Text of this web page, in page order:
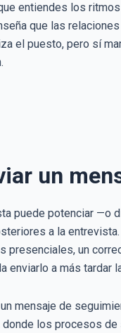
entiendes los
que las
el puesto, pero sí
un
puede potenciar —o
a la
un
a más tardar
mensaje de
los procesos